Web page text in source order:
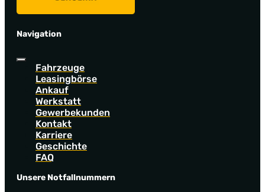
Navigation
Fahrzeuge
Leasingbörse
Ankauf
Werkstatt
Gewerbekunden
Kontakt
Karriere
Geschichte
FAQ
Unsere Notfallnummern